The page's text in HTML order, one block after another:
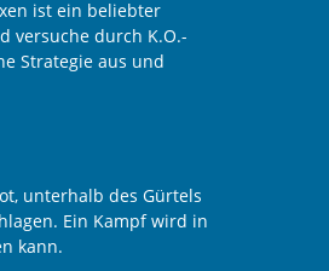
ist ein beliebter
versuche durch K.O.-
Strategie aus und
unterhalb des Gürtels
Ein Kampf wird in
kann.